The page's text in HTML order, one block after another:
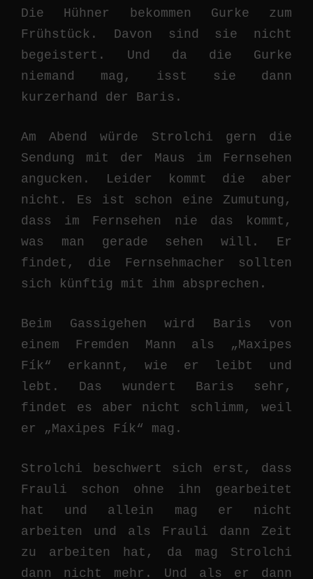
Die Hühner bekommen Gurke zum
Frühstück. Davon sind sie nicht
begeistert. Und da die Gurke
niemand mag, isst sie dann
kurzerhand der Baris.
Am Abend würde Strolchi gern die
Sendung mit der Maus im Fernsehen
angucken. Leider kommt die aber
nicht. Es ist schon eine Zumutung,
dass im Fernsehen nie das kommt,
was man gerade sehen will. Er
findet, die Fernsehmacher sollten
sich künftig mit ihm absprechen.
Beim Gassigehen wird Baris von
einem Fremden Mann als „Maxipes
Fík“ erkannt, wie er leibt und
lebt. Das wundert Baris sehr,
findet es aber nicht schlimm, weil
er „Maxipes Fík“ mag.
Strolchi beschwert sich erst, dass
Frauli schon ohne ihn gearbeitet
hat und allein mag er nicht
arbeiten und als Frauli dann Zeit
zu arbeiten hat, da mag Strolchi
dann nicht mehr. Und als er dann